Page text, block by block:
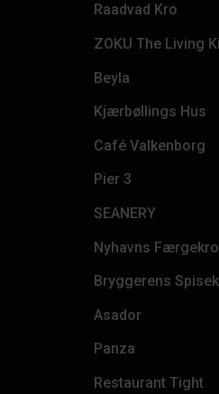
Raadvad Kro
Beyla
Kjærbøllings Hus
Café Valkenborg
Pier 3
SEANERY
Nyhavns Færgekro
Asador
Panza
Restaurant Tight